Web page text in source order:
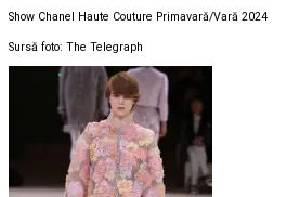
Show Chanel Haute Couture Primavară/Vară 2024
Sursă foto: The Telegraph